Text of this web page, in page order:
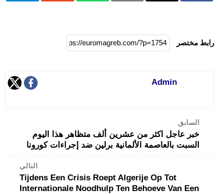
رابط مختصر
Admin
السابق
خبر عاجل اكثر من عشرين ألف متظاهر هذا اليوم
السبت بالعاصمة الألمانية برلين ضد إجراءات كورونا
التالي
Tijdens Een Crisis Roept Algerije Op Tot
Internationale Noodhulp Ten Behoeve Van Een